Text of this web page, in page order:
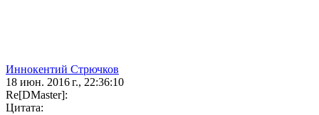
Иннокентий Стрючков
18 июн. 2016 г., 22:36:10
Re[DMaster]:
Цитата: